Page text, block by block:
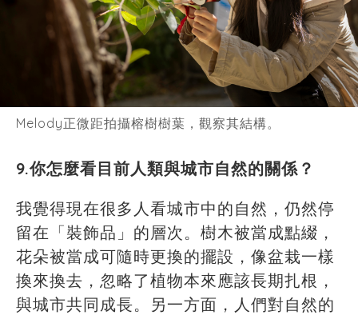
Melody正微距拍攝榕樹樹葉，觀察其結構。
9.你怎麼看目前人類與城市自然的關係？
我覺得現在很多人看城市中的自然，仍然停
留在「裝飾品」的層次。樹木被當成點綴，
花朵被當成可隨時更換的擺設，像盆栽一樣
換來換去，忽略了植物本來應該長期扎根，
與城市共同成長。另一方面，人們對自然的